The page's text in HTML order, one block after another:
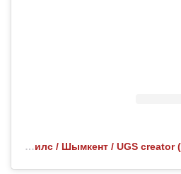
Публикация от SMM / Рилс / Шымкент / UGS creator (@nurdanka_askarkyzy)